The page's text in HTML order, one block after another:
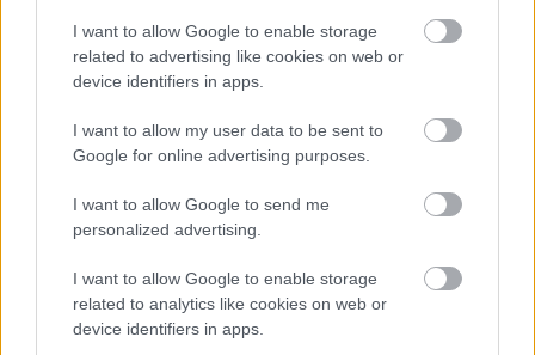
I want to allow Google to enable storage
related to advertising like cookies on web or
device identifiers in apps.
I want to allow my user data to be sent to
Google for online advertising purposes.
I want to allow Google to send me
personalized advertising.
I want to allow Google to enable storage
related to analytics like cookies on web or
device identifiers in apps.
Heine Avdal a 2007-es Képek Ideje fesztiválon
aLyukas doboz(Box with holes) c.
installációjával hívta különleges önismereti
utazásra a Trafó közönségét kísérletet téve
működési mechanizmusának felderítésére.
Heine Avdal & Yukiko Shinozaki (NO, JP, BE):
something
A Koreográfusok új utakon sorozatban